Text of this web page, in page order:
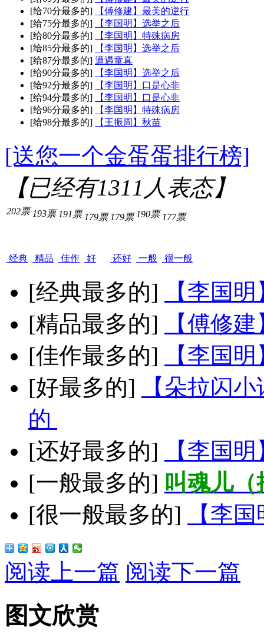
[给70分最多的]
【傅修建】最美的逆行
[给75分最多的]
【李国明】选举之后
[给80分最多的]
【李国明】特殊病房
[给85分最多的]
【李国明】选举之后
[给87分最多的] 遭遇童真
[给90分最多的]
【李国明】选举之后
[给92分最多的]
【李国明】口是心非
[给94分最多的]
【李国明】口是心非
[给96分最多的]
【李国明】特殊病房
[给98分最多的]
【王振周】秋苗
[送您一个金蛋蛋排行榜]
【已经有1311 人表态】
202票
经典
193票
精品
191票
佳作
179票
好
179票
还好
190票
一般
177票
很一般
[经典最多的]
【李国
[精品最多的]
【傅修
[佳作最多的]
【李国
[好最多的]
【朵拉闪
的
[还好最多的]
【李国
[一般最多的] 叫魂儿
[很一般最多的]
【李
阅读上一篇 阅读下一篇
图文欣赏